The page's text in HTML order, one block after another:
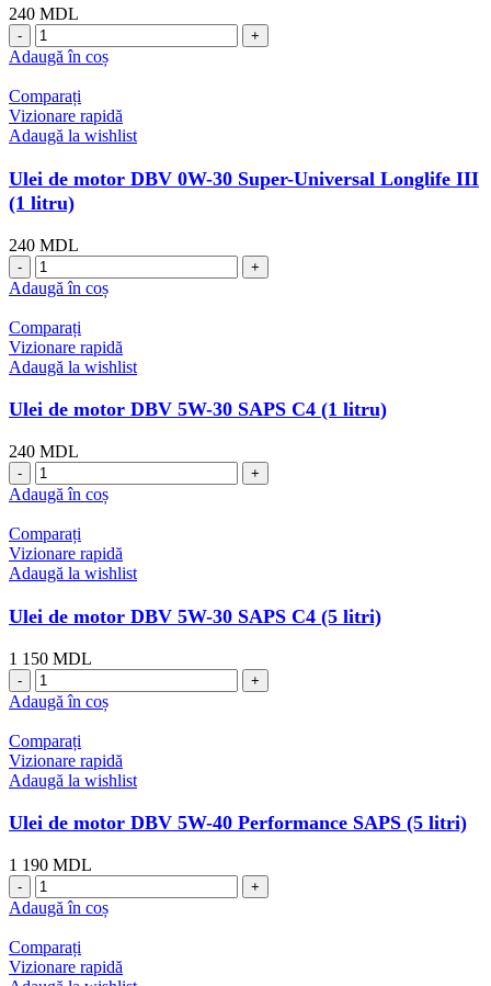
240 MDL
Cantitate
Ulei
de
motor
DBV
0W-
30
PSA
C2
(1
Adaugă în coș
Comparați
Vizionare rapidă
Adaugă la wishlist
Ulei de motor DBV 0W-30 Super-Universal Longlife III
(1 litru)
240 MDL
Cantitate
Ulei
de
motor
DBV
0W-
30
Super-
Universal
Longlife
III
(1
litru)
Adaugă în coș
Comparați
Vizionare rapidă
Adaugă la wishlist
Ulei de motor DBV 5W-30 SAPS C4 (1 litru)
240 MDL
Cantitate
Ulei
de
motor
DBV
5W-
30
SAPS
C4
litru)
Adaugă în coș
Comparați
Vizionare rapidă
Adaugă la wishlist
Ulei de motor DBV 5W-30 SAPS C4 (5 litri)
1 150 MDL
Cantitate
Ulei
de
motor
DBV
5W-
30
SAPS
C4
(5
litri)
Adaugă în coș
Comparați
Vizionare rapidă
Adaugă la wishlist
Ulei de motor DBV 5W-40 Performance SAPS (5 litri)
1 190 MDL
Cantitate
Ulei
de
motor
DBV
5W-
Adaugă în coș
Comparați
Vizionare rapidă